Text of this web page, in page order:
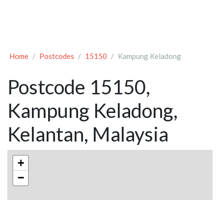
Home Postcodes 15150 Kampung Keladong
Postcode 15150,
Kampung Keladong,
Kelantan, Malaysia
+
−